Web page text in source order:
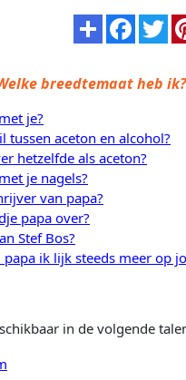
breedtemaat heb ik?
je?
tussen aceton en alcohol?
hetzelfde als aceton?
je nagels?
van papa?
papa over?
Stef Bos?
ik lijk steeds meer op
in de volgende